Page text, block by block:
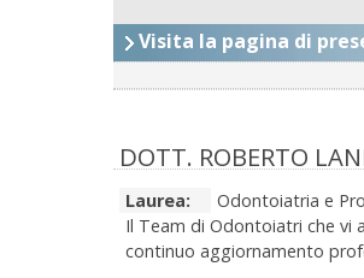
Visita la pagina di
DOTT. ROBERTO
Laurea:
Odontoiatria e
Il Team di Odontoiatri che vi
continuo aggiornamento